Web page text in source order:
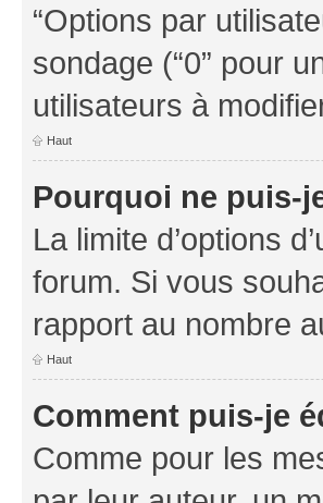
“Options par
sondage (“0” pour
utilisateurs à
Haut
Pourquoi ne puis-
La limite d’options
forum. Si vous
rapport au nombre
Haut
Comment puis-je
Comme pour les